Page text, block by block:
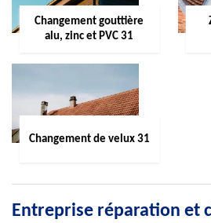
Changement gouttière
alu, zinc et PVC 31
Changement de velux 31
Entreprise réparation et